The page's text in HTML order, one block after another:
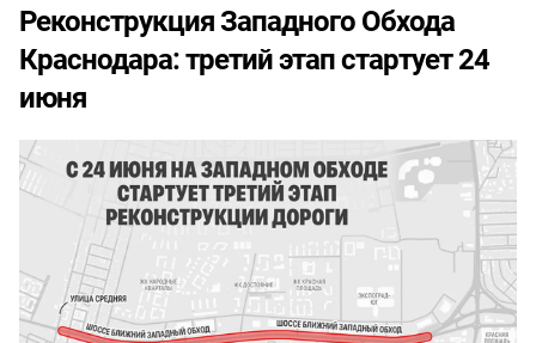
Реконструкция Западного Обхода
Краснодара: третий этап стартует 24
июня